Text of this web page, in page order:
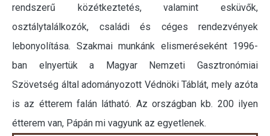
rendszerű közétkeztetés, valamint esküvők,
osztálytalálkozók, családi és céges rendezvények
lebonyolítása. Szakmai munkánk elismeréseként 1996-
ban elnyertük a Magyar Nemzeti Gasztronómiai
Szövetség által adományozott Védnöki Táblát, mely azóta
is az étterem falán látható. Az országban kb. 200 ilyen
étterem van, Pápán mi vagyunk az egyetlenek.